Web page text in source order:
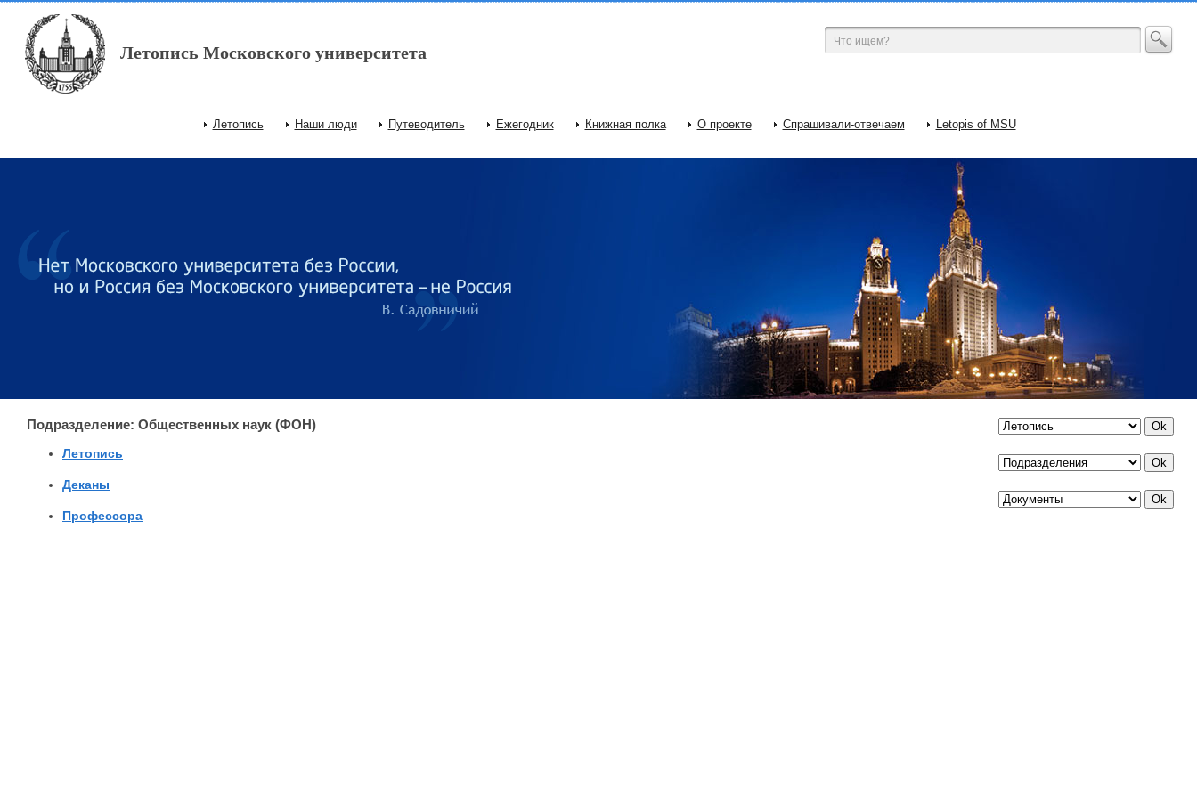
Перейти к основному содержанию
Летопись Московского университета
Главное меню
Летопись Наши люди Путеводитель Ежегодник Книжная полка О проекте Спрашивали-отвечаем Letopis of MSU
Подразделение: Общественных наук (ФОН)
Летопись
Деканы
Профессора